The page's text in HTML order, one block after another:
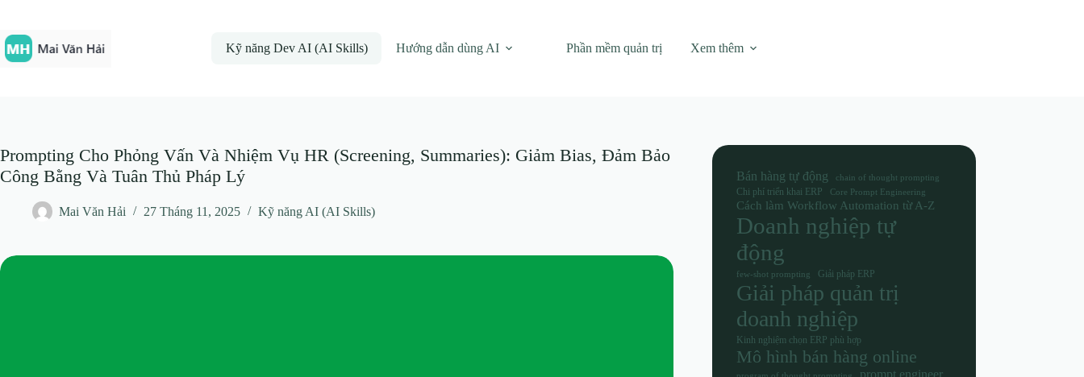
phần
nội
dung
Kỹ năng Dev AI (AI Skills) Hướng dẫn dùng AI Phần mềm quản trị Xem thêm
Prompting Cho Phỏng Vấn Và Nhiệm Vụ HR (Screening, Summaries): Giảm Bias, Đảm Bảo
Công Bằng Và Tuân Thủ Pháp Lý
Mai Văn Hải 27 Tháng 11, 2025 Kỹ năng AI (AI Skills)
Bán hàng tự động chain of thought prompting
Chi phí triển khai ERP Core Prompt Engineering
Cách làm Workflow Automation từ A-Z
Doanh nghiệp tự
động
few-shot prompting Giải pháp ERP
Giải pháp quản trị
doanh nghiệp
Kinh nghiệm chọn ERP phù hợp
Mô hình bán hàng online
prompt engineer